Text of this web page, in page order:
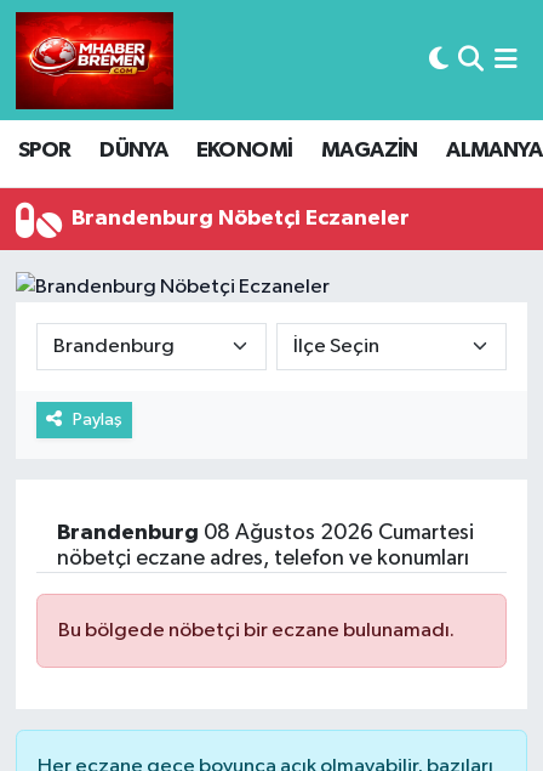
SPOR DÜNYA EKONOMİ MAGAZİN ALMANYA
Brandenburg Nöbetçi Eczaneler
Paylaş
Brandenburg 08 Ağustos 2026 Cumartesi
nöbetçi eczane adres, telefon ve konumları
Bu bölgede nöbetçi bir eczane bulunamadı.
Hava Durumu
Trafik Durumu
Süper Lig Puan Durumu ve Fikstür
Tüm Manşetler
Son Dakika Haberleri
Haber Arşivi